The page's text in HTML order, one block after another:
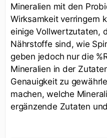
Mineralien mit den
Wirksamkeit verringern
einige Vollwertzutaten,
Nährstoffe sind, wie
geben jedoch nur die
Mineralien in der
Genauigkeit zu
machen, welche
ergänzende Zutaten